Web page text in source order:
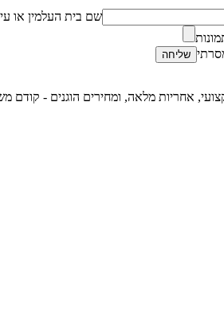
שם בית העלמין או
שליחה
אחריות מלאה, ומחירים הוגנים - קודם